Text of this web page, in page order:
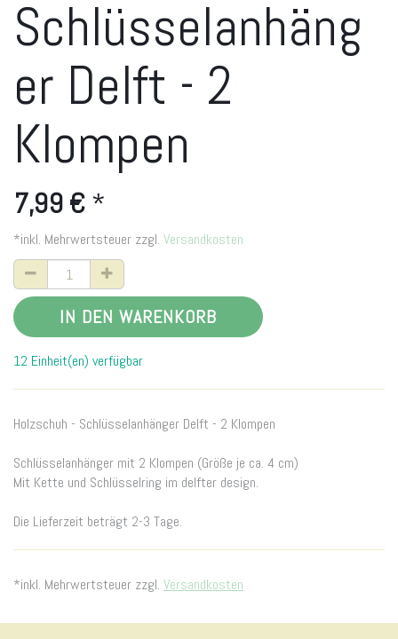
Schlüsselanhäng
er Delft - 2
Klompen
7,99 € *
*inkl. Mehrwertsteuer zzgl. Versandkosten
IN DEN WARENKORB
12 Einheit(en) verfügbar
Holzschuh - Schlüsselanhänger Delft - 2 Klompen
Schlüsselanhänger mit 2 Klompen (Größe je ca. 4 cm)
Mit Kette und Schlüsselring im delfter design.
Die Lieferzeit beträgt 2-3 Tage.
*inkl. Mehrwertsteuer zzgl. Versandkosten